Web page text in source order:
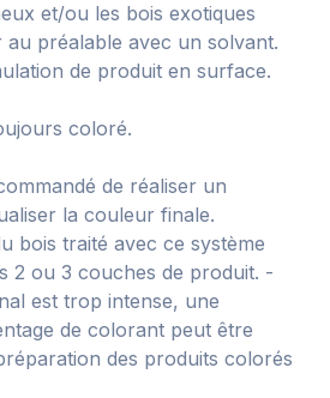
et/ou les bois exotiques
préalable avec un solvant.
de produit en surface.
coloré.
de réaliser un
la couleur finale.
bois traité avec ce système
2 ou 3 couches de produit. -
est trop intense, une
de colorant peut être
des produits colorés